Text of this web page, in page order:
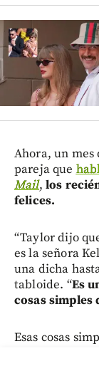
Ahora, un mes
pareja que
Mail, los
felices.
“Taylor dijo
es la señora
una dicha
tabloide. “Es
cosas simples
Esas cosas
cantante ha
de su nueva